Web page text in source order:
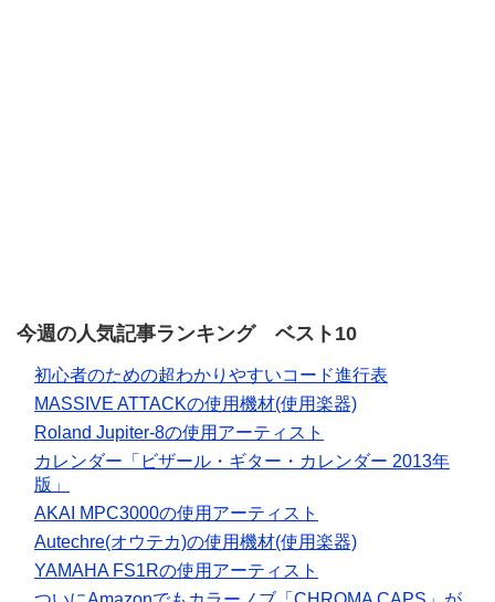
今週の人気記事ランキング ベスト10
初心者のための超わかりやすいコード進行表
MASSIVE ATTACKの使用機材(使用楽器)
Roland Jupiter-8の使用アーティスト
カレンダー「ビザール・ギター・カレンダー 2013年
版」
AKAI MPC3000の使用アーティスト
Autechre(オウテカ)の使用機材(使用楽器)
YAMAHA FS1Rの使用アーティスト